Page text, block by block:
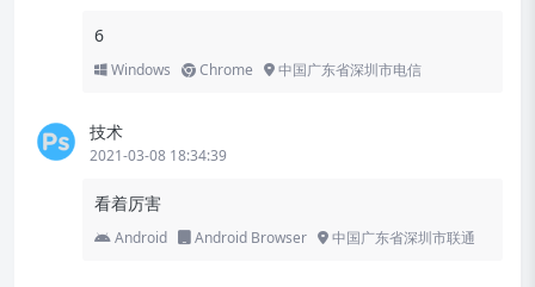
6
Windows Chrome 中国广东省深圳市电信
技术
2021-03-08 18:34:39
看着厉害
Android Android Browser 中国广东省深圳市联通